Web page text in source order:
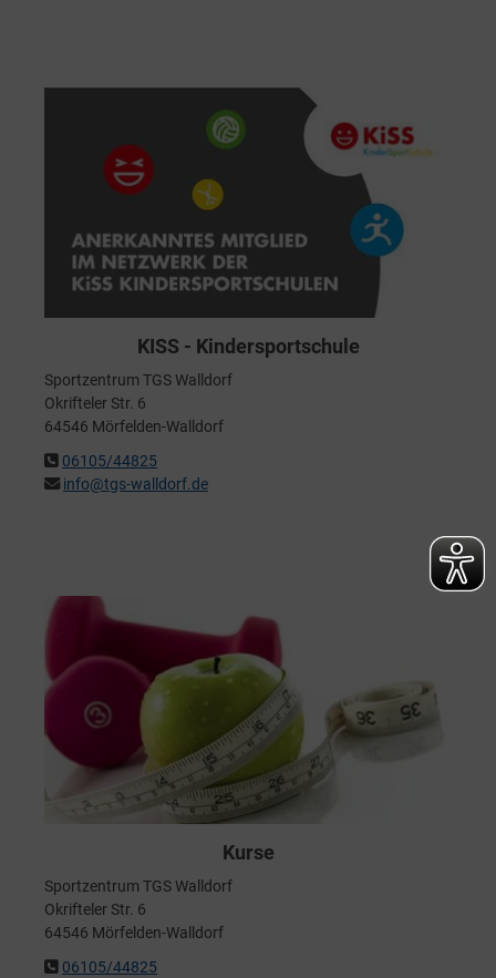
KISS - Kindersportschule
Sportzentrum TGS Walldorf
Okrifteler Str. 6
64546 Mörfelden-Walldorf
06105/44825
info@tgs-walldorf.de
Kurse
Sportzentrum TGS Walldorf
Okrifteler Str. 6
64546 Mörfelden-Walldorf
06105/44825